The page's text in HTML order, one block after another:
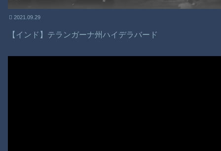
2021.09.29
【インド】テランガーナ州ハイデラバード